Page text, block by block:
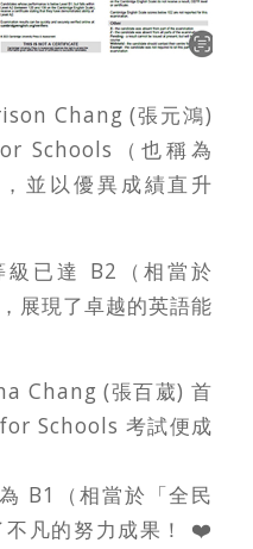
Chang (張元鴻)
Schools（也稱為
並以優異成績直升
級已達 B2（相當於
展現了卓越的英語能
Chang (張百葳) 首
Schools 考試便成
B1（相當於「全民
凡的努力成果！ ❤️